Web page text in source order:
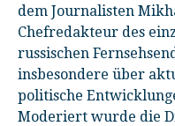
dem Journalisten
Chefredakteur des
russischen
insbesondere über
politische
Moderiert wurde die